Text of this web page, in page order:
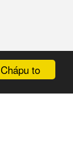
Chápu to